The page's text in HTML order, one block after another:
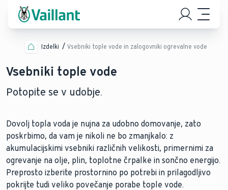
Izdelki Vsebniki tople vode in zalogovniki ogrevalne vode
Vsebniki tople vode
Potopite se v udobje.
Dovolj topla voda je nujna za udobno domovanje, zato
poskrbimo, da vam je nikoli ne bo zmanjkalo: z
akumulacijskimi vsebniki različnih velikosti, primernimi za
ogrevanje na olje, plin, toplotne črpalke in sončno energijo.
Preprosto izberite prostornino po potrebi in prilagodljivo
pokrijte tudi veliko povečanje porabe tople vode.